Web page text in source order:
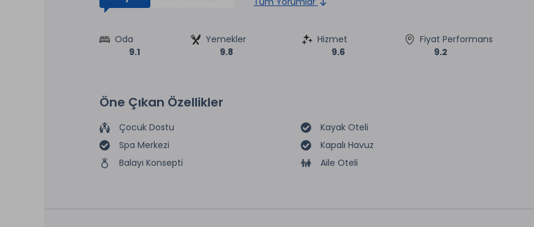
Oda
9.1
Yemekler
9.8
Hizmet
9.6
Fiyat Performans
9.2
Öne Çıkan Özellikler
Çocuk Dostu
Kayak Oteli
Spa Merkezi
Kapalı Havuz
Balayı Konsepti
Aile Oteli